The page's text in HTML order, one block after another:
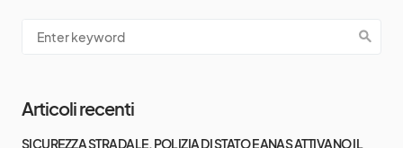
Articoli recenti
SICUREZZA STRADALE, POLIZIA DI STATO E ANAS ATTIVANO IL